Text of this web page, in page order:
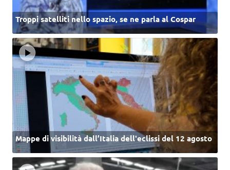
Troppi satelliti nello spazio, se ne parla al Cospar
Mappe di visibilità dall’Italia dell'eclissi del 12 agosto